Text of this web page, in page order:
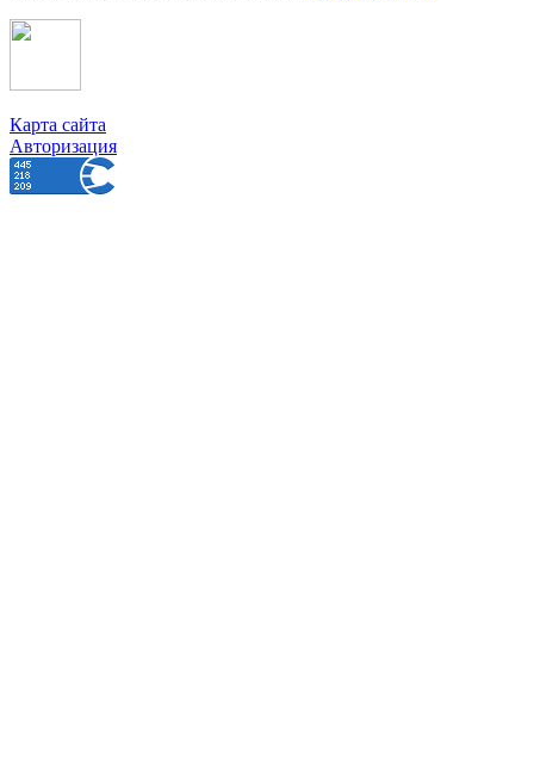
Карта сайта
Авторизация